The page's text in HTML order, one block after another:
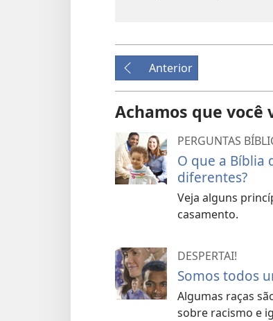
Anterior
Achamos que você
PERGUNTAS
O que a Bíblia
diferentes?
Veja alguns
casamento.
DESPERTAI!
Somos todos
Algumas raças
sobre racismo e